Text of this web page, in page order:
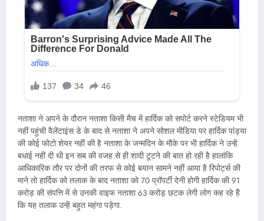
नताशा ने अपने के दौरान नताशा किसी मैच में हार्दिक को सपोर्ट करने स्टेडियम भी
नहीं पहुंची वैलेंटाइंस डे के बाद से नताशा ने अपने सोशल मीडिया पर हार्दिक पांड्या
की कोई फोटो शेयर नहीं की है नताशा के जन्मदिन के मौके पर भी हार्दिक ने उन्हें
बधाई नहीं दी थी इन सब की वजह से ही शादी टूटने की बात हो रही है हालांकि
आधिकारिक तौर पर दोनों की तरफ से कोई बयान सामने नहीं आया है रिपोर्ट्स की
माने तो हार्दिक को तलाक के बाद नताशा को 70 प्रॉपर्टी देनी होगी हार्दिक की 91
करोड़ की संपत्ति में से उनकी वाइफ नताशा 63 करोड़ छटक लेगी लोग कह रहे हैं
कि यह तलाक उन्हें बहुत महंगा पड़ेगा.